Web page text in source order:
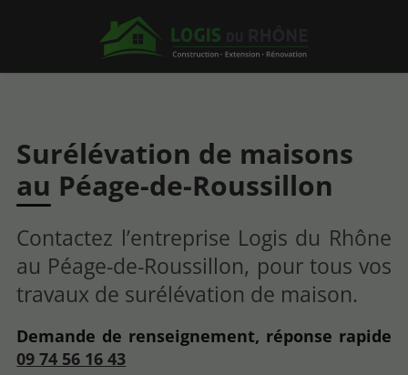
Surélévation de maisons
au Péage-de-Roussillon
Contactez l’entreprise Logis du Rhône
au Péage-de-Roussillon, pour tous vos
travaux de surélévation de maison.
Demande de renseignement, réponse rapide
09 74 56 16 43